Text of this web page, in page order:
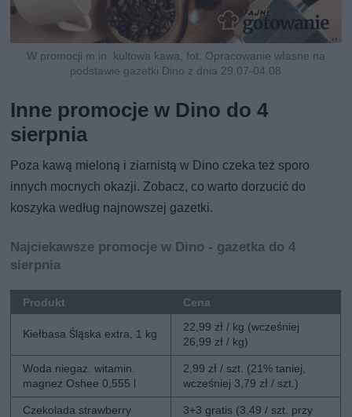
W promocji m.in. kultowa kawa, fot. Opracowanie własne na
podstawie gazetki Dino z dnia 29.07-04.08
Inne promocje w Dino do 4
sierpnia
Poza kawą mieloną i ziarnistą w Dino czeka też sporo
innych mocnych okazji. Zobacz, co warto dorzucić do
koszyka według najnowszej gazetki.
Najciekawsze promocje w Dino - gazetka do 4
sierpnia
Produkt Cena
Kiełbasa Śląska extra, 1 kg
22,99 zł / kg (wcześniej
26,99 zł / kg)
Woda niegaz. witamin.
magnez Oshee 0,555 l
2,99 zł / szt. (21% taniej,
wcześniej 3,79 zł / szt.)
Czekolada strawberry
3+3 gratis (3,49 / szt. przy